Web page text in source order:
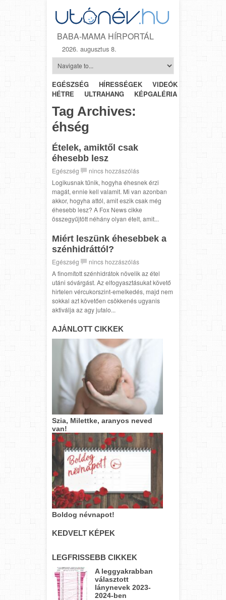
BABA-MAMA HÍRPORTÁL
2026. augusztus 8.
EGÉSZSÉG HÍRESSÉGEK VIDEÓK
HÉTRŐL-
HÉTRE
ULTRAHANG KÉPGALÉRIA
Tag Archives:
éhség
Ételek, amiktől csak
éhesebb lesz
Egészség
nincs hozzászólás
Logikusnak tűnik, hogyha éhesnek érzi
magát, ennie kell valamit. Mi van azonban
akkor, hogyha attól, amit eszik csak még
éhesebb lesz? A Fox News cikke
összegyűjtött néhány olyan ételt, amit...
Miért leszünk éhesebbek a
szénhidráttól?
Egészség
nincs hozzászólás
A finomított szénhidrátok növelik az étel
utáni sóvárgást. Az elfogyasztásukat követő
hirtelen vércukorszint-emelkedés, majd nem
sokkal azt követően csökkenés ugyanis
aktiválja az agy jutalo...
AJÁNLOTT CIKKEK
Szia, Milettke, aranyos neved
van!
Boldog névnapot!
KEDVELT KÉPEK
LEGFRISSEBB CIKKEK
A leggyakrabban
választott
lánynevek 2023-
2024-ben